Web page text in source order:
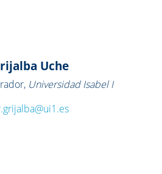
Uche
Universidad Isabel I